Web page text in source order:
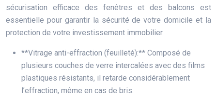
sécurisation efficace des fenêtres et des balcons est
essentielle pour garantir la sécurité de votre domicile et la
protection de votre investissement immobilier.
**Vitrage anti-effraction (feuilleté):** Composé de
plusieurs couches de verre intercalées avec des films
plastiques résistants, il retarde considérablement
l’effraction, même en cas de bris.